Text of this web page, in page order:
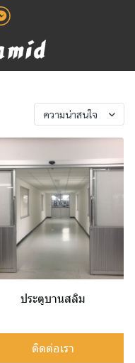
ความน่าสนใจ
ประตูบานสลิม
ติดต่อเรา